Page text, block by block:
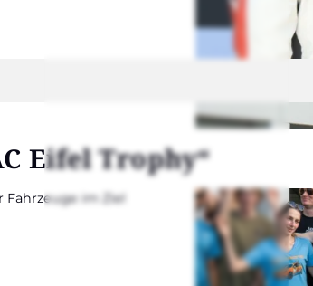
Eifel Tro­phy“
im Ziel